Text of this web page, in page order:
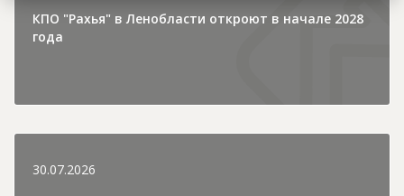
КПО "Рахья" в Ленобласти откроют в начале 2028
года
30.07.2026